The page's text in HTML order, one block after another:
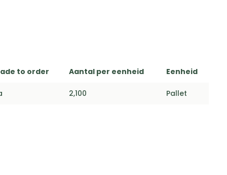
to order Aantal per eenheid Eenheid
2,100 Pallet